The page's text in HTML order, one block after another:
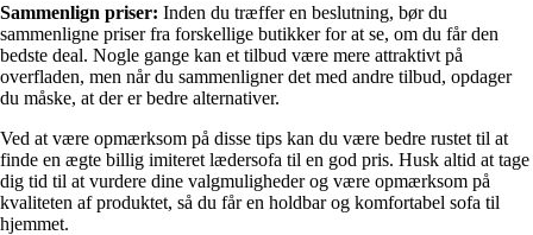
Sammenlign priser: Inden du træffer en beslutning, bør du
sammenligne priser fra forskellige butikker for at se, om du får den
bedste deal. Nogle gange kan et tilbud være mere attraktivt på
overfladen, men når du sammenligner det med andre tilbud, opdager
du måske, at der er bedre alternativer.
Ved at være opmærksom på disse tips kan du være bedre rustet til at
finde en ægte billig imiteret lædersofa til en god pris. Husk altid at tage
dig tid til at vurdere dine valgmuligheder og være opmærksom på
kvaliteten af produktet, så du får en holdbar og komfortabel sofa til
hjemmet.